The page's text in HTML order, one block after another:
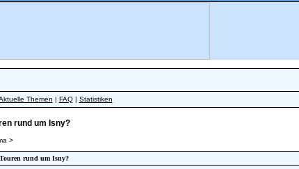
Themen | FAQ| Statistiken
rund um Isny?
>
rund um Isny?